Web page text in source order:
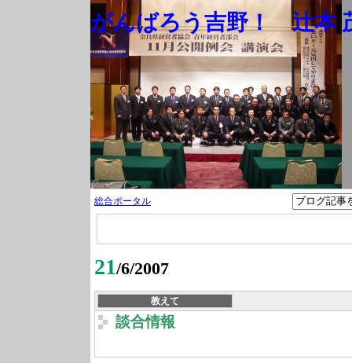
がんばろう吉野！ 辻本
総合ポータル
21/6/2007
教えて
談合情報